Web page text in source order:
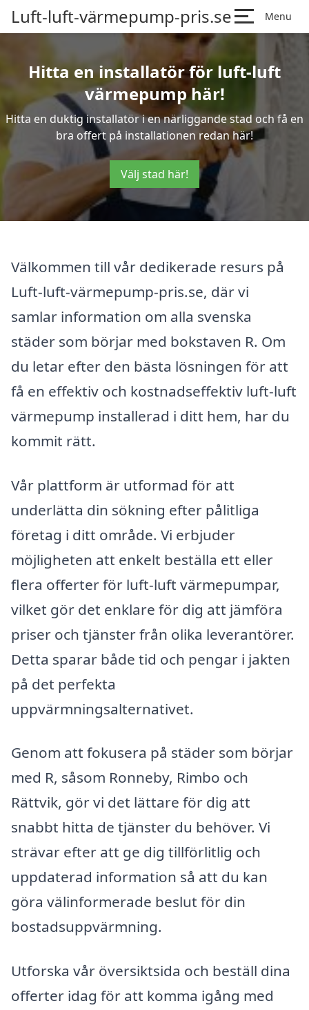
Luft-luft-värmepump-pris.se Menu
Hitta en installatör för luft-luft
värmepump här!
Hitta en duktig installatör i en närliggande stad och få en
bra offert på installationen redan här!
Välj stad här!
Välkommen till vår dedikerade resurs på
Luft-luft-värmepump-pris.se, där vi
samlar information om alla svenska
städer som börjar med bokstaven R. Om
du letar efter den bästa lösningen för att
få en effektiv och kostnadseffektiv luft-luft
värmepump installerad i ditt hem, har du
kommit rätt.
Vår plattform är utformad för att
underlätta din sökning efter pålitliga
företag i ditt område. Vi erbjuder
möjligheten att enkelt beställa ett eller
flera offerter för luft-luft värmepumpar,
vilket gör det enklare för dig att jämföra
priser och tjänster från olika leverantörer.
Detta sparar både tid och pengar i jakten
på det perfekta
uppvärmningsalternativet.
Genom att fokusera på städer som börjar
med R, såsom Ronneby, Rimbo och
Rättvik, gör vi det lättare för dig att
snabbt hitta de tjänster du behöver. Vi
strävar efter att ge dig tillförlitlig och
uppdaterad information så att du kan
göra välinformerade beslut för din
bostadsuppvärmning.
Utforska vår översiktsida och beställ dina
offerter idag för att komma igång med